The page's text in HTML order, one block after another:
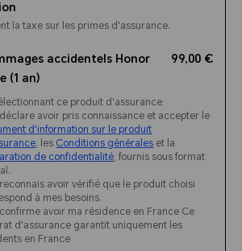
la taxe sur les primes d'assurance.
accidentels Honor
(1 an)
99,00 €
ce produit d'assurance:
avoir pris connaissance et accepter le
d'information sur le produit
, les Conditions générales et la
de confidentialité, fournis sous format
avoir vérifié que le produit choisi
à mes besoins.
avoir ma résidence en France Ce
d'assurance garantit uniquement les
en France